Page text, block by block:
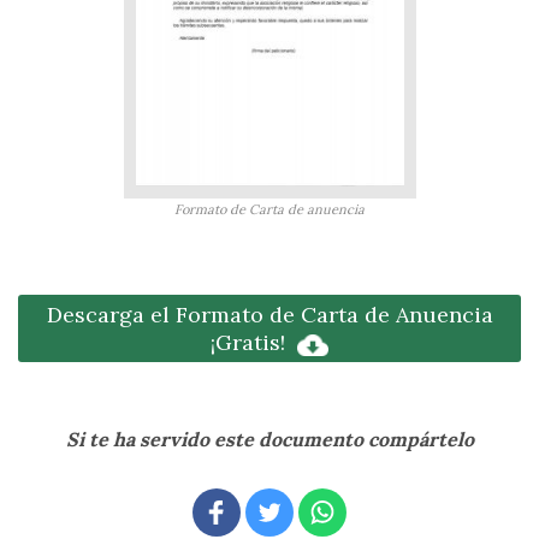
Formato de Carta de anuencia
Descarga el Formato de Carta de Anuencia
¡Gratis!
Si te ha servido este documento compártelo